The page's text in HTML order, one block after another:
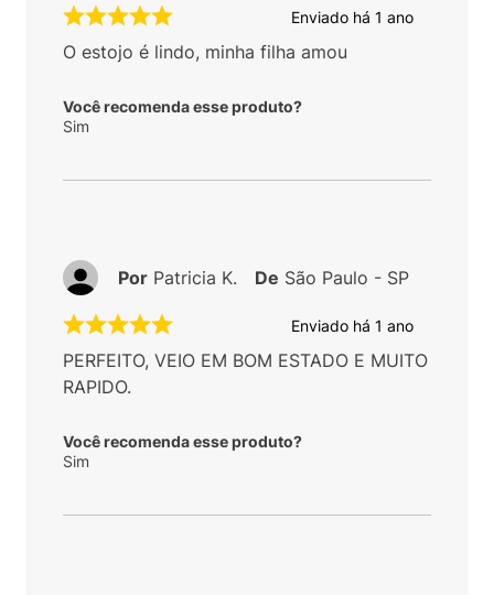
Enviado há 1 ano
O estojo é lindo, minha filha amou
Você recomenda esse produto?
Sim
Enviado há 1 ano
PERFEITO, VEIO EM BOM ESTADO E MUITO
RAPIDO.
Você recomenda esse produto?
Sim
Por Patricia K. De São Paulo - SP